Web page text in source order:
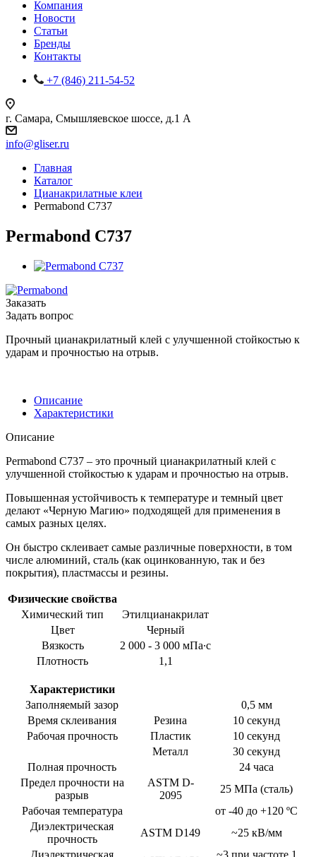
Компания
Новости
Статьи
Бренды
Контакты
+7 (846) 211-54-52
г. Самара, Смышляевское шоссе, д.1 А
info@gliser.ru
Главная
Каталог
Цианакрилатные клеи
Permabond C737
Permabond C737
Заказать
Задать вопрос
Прочный цианакрилатный клей с улучшенной стойкостью к
ударам и прочностью на отрыв.
Описание
Характеристики
Описание
Permabond C737 – это прочный цианакрилатный клей с
улучшенной стойкостью к ударам и прочностью на отрыв.
Повышенная устойчивость к температуре и темный цвет
делают «Черную Магию» подходящей для применения в
самых разных целях.
Он быстро склеивает самые различные поверхности, в том
числе алюминий, сталь (как оцинкованную, так и без
покрытия), пластмассы и резины.
Физические свойства
Химический тип
Этилцианакрилат
Цвет
Черный
Вязкость
2 000 - 3 000 мПа∙с
Плотность
1,1
Характеристики
Заполняемый зазор
0,5 мм
Время склеивания
Резина
10 секунд
Рабочая прочность
Пластик
10 секунд
Металл
30 секунд
Полная прочность
24 часа
Предел прочности на
разрыв
ASTM D-
2095
25 МПа (сталь)
Рабочая температура
от -40 до +120 ºС
Диэлектрическая
прочность
ASTM D149
~25 кВ/мм
Диэлектрическая
~3 при частоте 1